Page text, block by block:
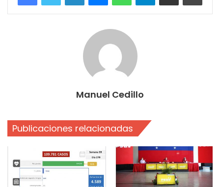
Manuel Cedillo
Publicaciones relacionadas